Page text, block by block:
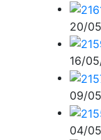
20/
16/
09/
04/